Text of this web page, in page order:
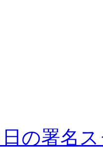
の署名ス